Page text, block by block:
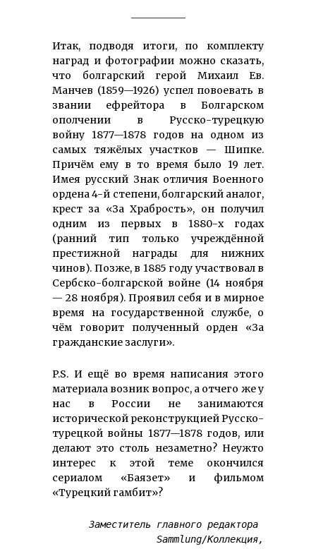
Итак, подводя итоги, по комплекту
наград и фотографии можно сказать,
что болгарский герой Михаил Ев.
Манчев (1859—1926) успел повоевать в
звании ефрейтора в Болгарском
ополчении в Русско-турецкую
войну 1877—1878 годов на одном из
самых тяжёлых участков — Шипке.
Причём ему в то время было 19 лет.
Имея русский Знак отличия Военного
ордена 4-й степени, болгарский аналог,
крест за «За Храбрость», он получил
одним из первых в 1880-х годах
(ранний тип только учреждённой
престижной награды для нижних
чинов). Позже, в 1885 году участвовал в
Сербско-болгарской войне (14 ноября
— 28 ноября). Проявил себя и в мирное
время на государственной службе, о
чём говорит полученный орден «За
гражданские заслуги».
P.S. И ещё во время написания этого
материала возник вопрос, а отчего же у
нас в России не занимаются
исторической реконструкцией Русско-
турецкой войны 1877—1878 годов, или
делают это столь незаметно? Неужто
интерес к этой теме окончился
сериалом «Баязет» и фильмом
«Турецкий гамбит»?
Заместитель главного редактора
Sammlung/Коллекция,